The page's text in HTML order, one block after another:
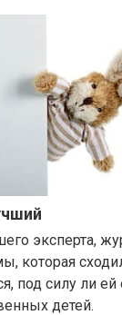
эксперта,
которая
под силу ли
детей.